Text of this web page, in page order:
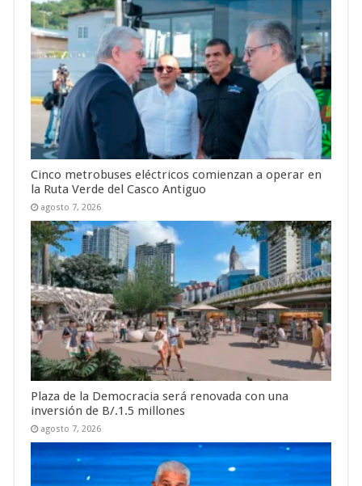
Cinco metrobuses eléctricos comienzan a operar en
la Ruta Verde del Casco Antiguo
agosto 7, 2026
Plaza de la Democracia será renovada con una
inversión de B/.1.5 millones
agosto 7, 2026